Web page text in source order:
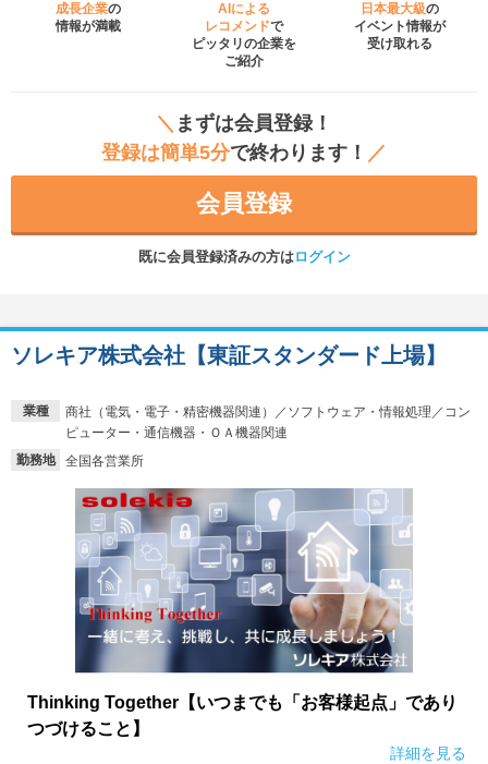
成長企業の
情報が満載
AIによる
レコメンドで
ピッタリの企業を
ご紹介
日本最大級の
イベント情報が
受け取れる
＼ まずは会員登録！
登録は簡単5分で終わります！ ／
会員登録
既に会員登録済みの方はログイン
業種
商社（電気・電子・精密機器関連）／ソフトウェア・情報処理／コン
ピューター・通信機器・ＯＡ機器関連
勤務地
全国各営業所
ソレキア株式会社【東証スタンダード上場】
Thinking Together【いつまでも「お客様起点」であり
つづけること】
詳細を見る